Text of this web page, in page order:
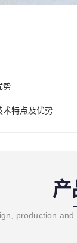
势
术特点及优势
产
production